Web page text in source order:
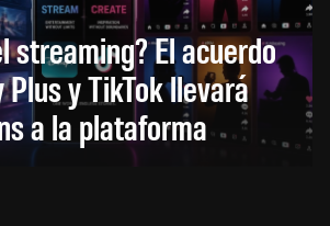
streaming? El acuerdo
y TikTok llevará
a la plataforma